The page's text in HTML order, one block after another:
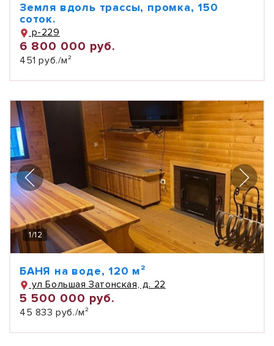
Земля вдоль трассы, промка, 150
соток.
р-229
6 800 000 руб.
451 руб./м²
1/12
БАНЯ на воде, 120 м²
ул Большая Затонская, д. 22
5 500 000 руб.
45 833 руб./м²